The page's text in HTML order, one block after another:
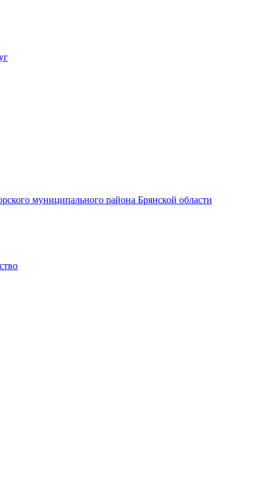
муниципального района Брянской области